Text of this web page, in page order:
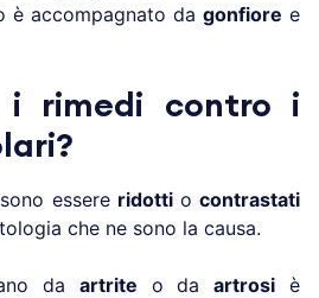
è accompagnato da gonfiore e
i rimedi contro i
essere ridottiocontrastati
che ne sono la causa.
da artrite o daartrosi è